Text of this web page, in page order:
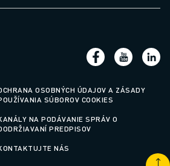
SO SPOLOČNOSŤOU FANUC
OSOBNÝCH ÚDAJOV A ZÁSADY
SÚBOROV COOKIES
NA PODÁVANIE SPRÁV O
PREDPISOV
NÁS